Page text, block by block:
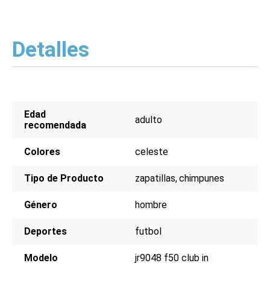
Para hombre
Detalles
Edad
recomendada
adulto
Colores celeste
Tipo de Producto zapatillas chimpunes
Género hombre
Deportes futbol
Modelo jr9048 f50 club in